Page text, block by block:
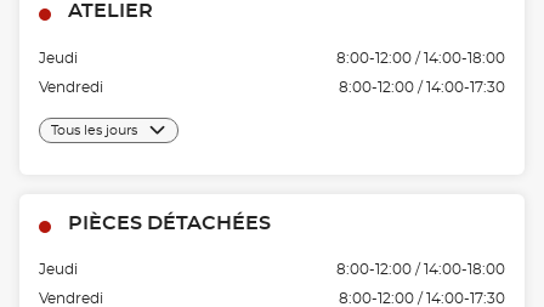
ATELIER
Jeudi
8:00-12:00 / 14:00-18:00
Vendredi
8:00-12:00 / 14:00-17:30
Tous les jours
PIÈCES DÉTACHÉES
Jeudi
8:00-12:00 / 14:00-18:00
Vendredi
8:00-12:00 / 14:00-17:30